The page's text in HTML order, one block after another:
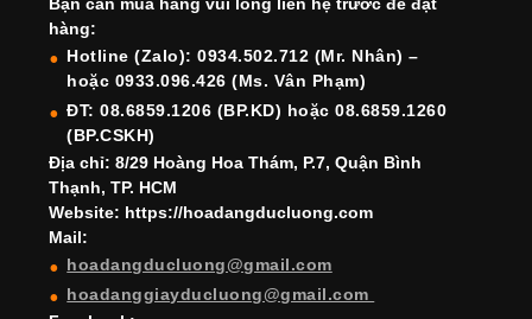
b
o
o
k
a
m
st dI
n
u
b
e
u
b
e
h
hàng:
Hotline (Zalo): 0934.502.712 (Mr. Nhân) –
hoặc 0933.096.426 (Ms. Vân Phạm)
ĐT: 08.6859.1206 (BP.KD) hoặc 08.6859.1260
(BP.CSKH)
Địa chỉ: 8/29 Hoàng Hoa Thám, P.7, Quận Bình
Thạnh, TP. HCM
Website: https://hoadangducluong.com
Mail:
hoadangducluong@gmail.com
hoadanggiayducluong@gmail.com